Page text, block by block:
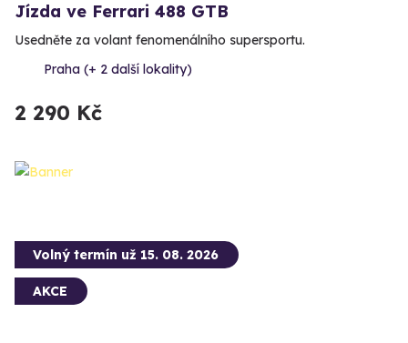
Jízda ve Ferrari 488 GTB
Usedněte za volant fenomenálního supersportu.
Praha (+ 2 další lokality)
2 290 Kč
Volný termín už 15. 08. 2026
AKCE